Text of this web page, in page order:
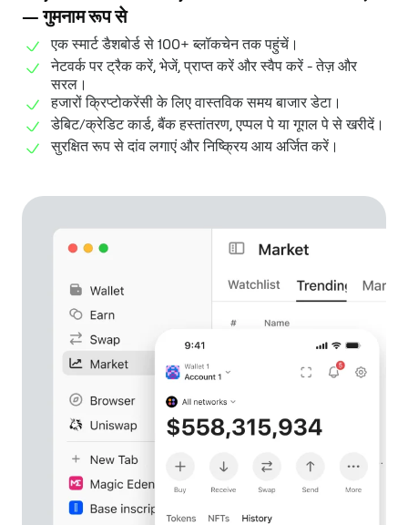
— गुमनाम रूप से
एक स्मार्ट डैशबोर्ड से 100+ ब्लॉकचेन तक पहुंचें।
नेटवर्क पर ट्रैक करें, भेजें, प्राप्त करें और स्वैप करें - तेज़ और
सरल।
हजारों क्रिप्टोकरेंसी के लिए वास्तविक समय बाजार डेटा।
डेबिट/क्रेडिट कार्ड, बैंक हस्तांतरण, एप्पल पे या गूगल पे से खरीदें।
सुरक्षित रूप से दांव लगाएं और निष्क्रिय आय अर्जित करें।